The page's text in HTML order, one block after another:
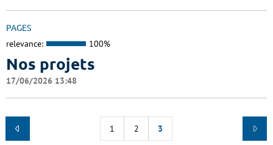
PAGES
relevance: 100%
Nos projets
17/06/2026 13:48
1 2 3